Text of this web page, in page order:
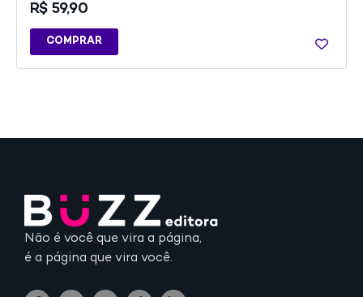
R$ 59,90
COMPRAR
Não é você que vira a página,
é a página que vira você.